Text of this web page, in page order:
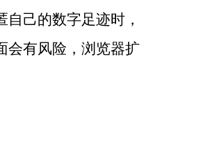
己的数字足迹时，
会有风险，浏览器扩